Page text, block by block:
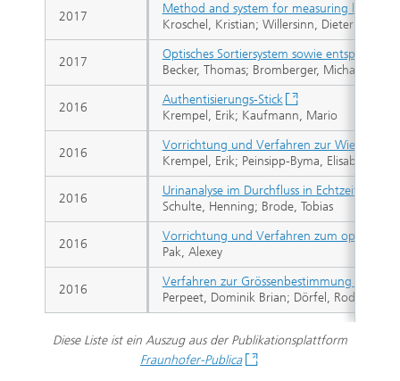
Method and system for measuring
Kroschel, Kristian; Willersinn, Dieter;
Optisches Sortiersystem sowie
Becker, Thomas; Bromberger, Michael;
Authentisierungs-Stick
Krempel, Erik; Kaufmann, Mario
Vorrichtung und Verfahren zur
Krempel, Erik; Peinsipp-Byma, Elisabeth;
Urinanalyse im Durchfluss in Echtzeit
Schulte, Henning; Brode, Tobias
Vorrichtung und Verfahren zum optischen
Pak, Alexey
Verfahren zur Grössenbestimmung von
Perpeet, Dominik Brian; Dörfel, Rodney;
2017
2017
2016
2016
2016
2016
2016
Diese Liste ist ein Auszug aus der Publikationsplattform
Fraunhofer-Publica